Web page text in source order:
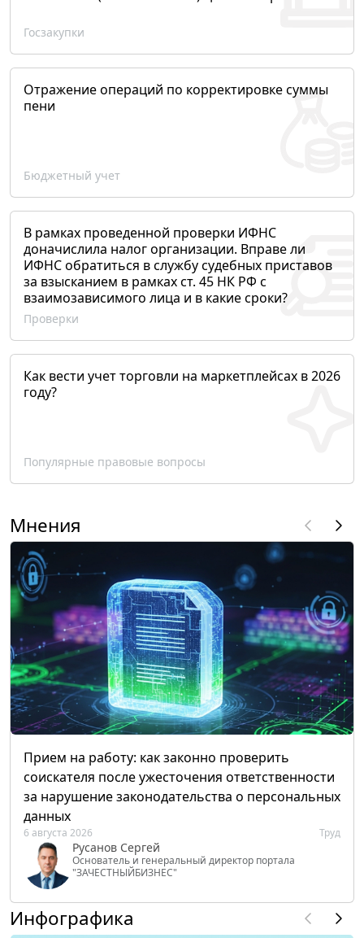
Госзакупки
Отражение операций по корректировке суммы
пени
Бюджетный учет
В рамках проведенной проверки ИФНС
доначислила налог организации. Вправе ли
ИФНС обратиться в службу судебных приставов
за взысканием в рамках ст. 45 НК РФ с
взаимозависимого лица и в какие сроки?
Проверки
Как вести учет торговли на маркетплейсах в 2026
году?
Популярные правовые вопросы
Мнения
Прием на работу: как законно проверить
соискателя после ужесточения ответственности
за нарушение законодательства о персональных
данных
6 августа 2026 Труд
Русанов Сергей
Основатель и генеральный директор портала
"ЗАЧЕСТНЫЙБИЗНЕС"
Инфографика